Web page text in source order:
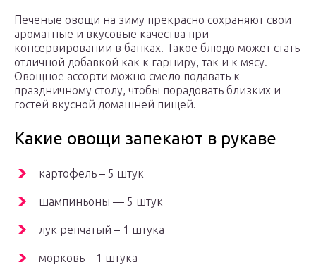
Печеные овощи на зиму прекрасно сохраняют свои
ароматные и вкусовые качества при
консервировании в банках. Такое блюдо может стать
отличной добавкой как к гарниру, так и к мясу.
Овощное ассорти можно смело подавать к
праздничному столу, чтобы порадовать близких и
гостей вкусной домашней пищей.
Какие овощи запекают в рукаве
картофель – 5 штук
шампиньоны — 5 штук
лук репчатый – 1 штука
морковь – 1 штука